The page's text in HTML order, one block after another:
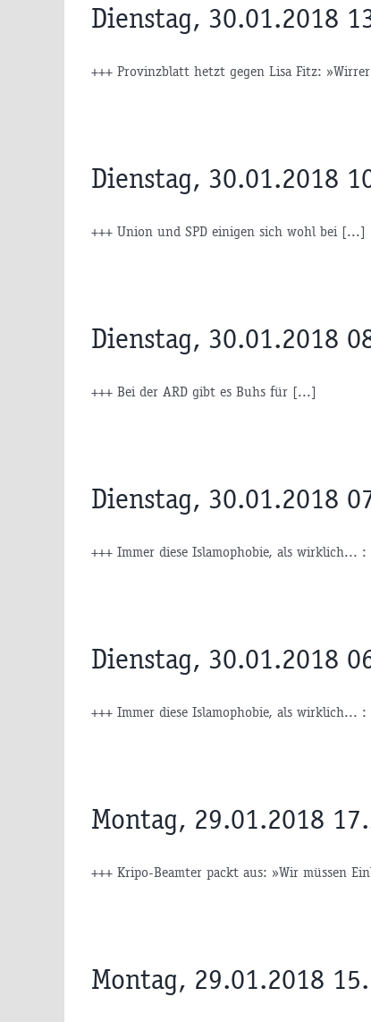
Dienstag, 30.01.2018
+++ Provinzblatt hetzt gegen Lisa Fitz:
Dienstag, 30.01.2018
+++ Union und SPD einigen sich wohl bei [...]
Dienstag, 30.01.2018
+++ Bei der ARD gibt es Buhs für [...]
Dienstag, 30.01.2018
+++ Immer diese Islamophobie, als wirklich...
Dienstag, 30.01.2018
+++ Immer diese Islamophobie, als wirklich...
Montag, 29.01.2018
+++ Kripo-Beamter packt aus: »Wir müssen
Montag, 29.01.2018